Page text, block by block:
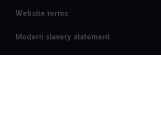
Website terms
Modern slavery statement